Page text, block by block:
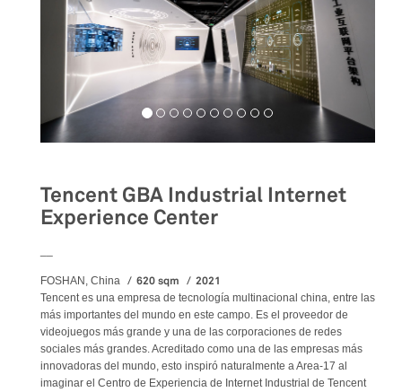
Tencent GBA Industrial Internet
Experience Center
FOSHAN, China 620 sqm 2021
Tencent es una empresa de tecnología multinacional china, entre las
más importantes del mundo en este campo. Es el proveedor de
videojuegos más grande y una de las corporaciones de redes
sociales más grandes. Acreditado como una de las empresas más
innovadoras del mundo, esto inspiró naturalmente a Area-17 al
imaginar el Centro de Experiencia de Internet Industrial de Tencent